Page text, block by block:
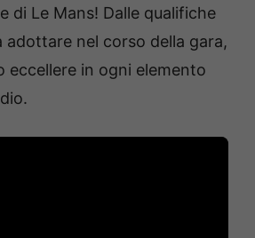
di Le Mans! Dalle qualifiche
adottare nel corso della gara,
eccellere in ogni elemento